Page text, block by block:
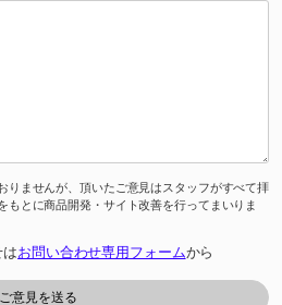
りませんが、頂いたご意見はスタッフがすべて拝
もとに商品開発・サイト改善を行ってまいりま
お問い合わせ専用フォームから